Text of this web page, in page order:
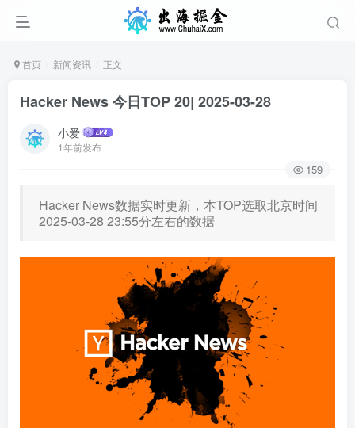
首页 新闻资讯 正文
Hacker News 今日TOP 20| 2025-03-28
小爱
1年前发布
159
Hacker News数据实时更新，本TOP选取北京时间
2025-03-28 23:55分左右的数据